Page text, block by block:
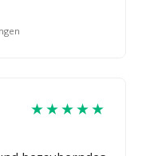
★★★★★